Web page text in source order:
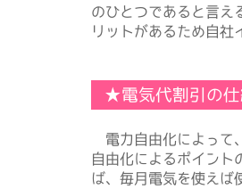
のひとつであると言え
リットがあるため自社
★電気代割引の仕
電力自由化によって
自由化によるポイント
ば、毎月電気を使えば